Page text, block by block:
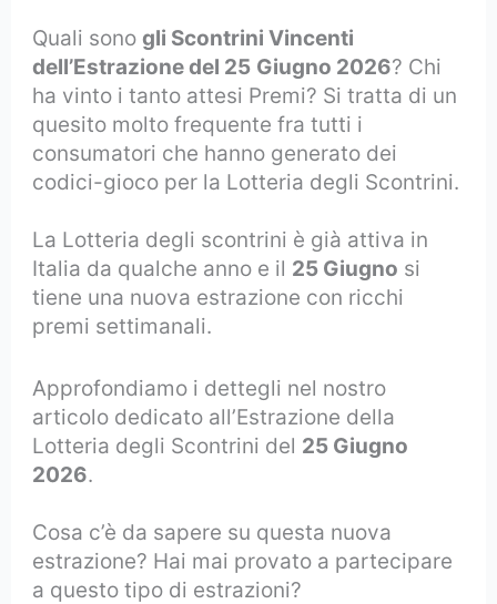
Quali sonogli Scontrini Vincenti
dell’Estrazione del 25 Giugno 2026? Chi
ha vinto i tanto attesi Premi? Si tratta di un
quesito molto frequente fra tutti i
consumatori che hanno generato dei
codici-gioco per la Lotteria degli Scontrini.
La Lotteria degli scontrini è già attiva in
Italia da qualche anno e il 25 Giugno si
tiene una nuova estrazione con ricchi
premi settimanali.
Approfondiamo i dettegli nel nostro
articolo dedicato all’Estrazione della
Lotteria degli Scontrini del 25 Giugno
2026.
Cosa c’è da sapere su questa nuova
estrazione? Hai mai provato a partecipare
a questo tipo di estrazioni?